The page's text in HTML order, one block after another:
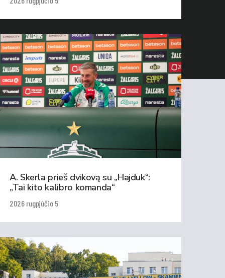
A. Skerla prieš dvikovą su „Hajduk“:
„Tai kito kalibro komanda“
2026 rugpjūčio 5